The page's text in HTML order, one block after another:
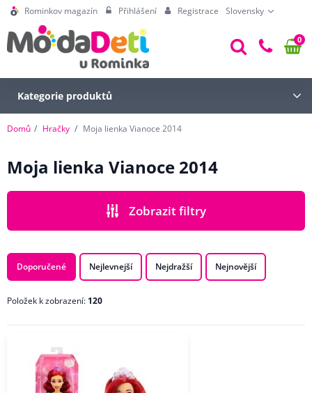
Rominkov magazín Přihlášení Registrace Slovensky
0
Kategorie produktů
Domů Hračky Moja lienka Vianoce 2014
Moja lienka Vianoce 2014
Zobrazit filtry
CENA
POHLAVÍ
ZNAČKA
Doporučené Nejlevnejší Nejdražší Nejnovější
Položek k zobrazení: 120